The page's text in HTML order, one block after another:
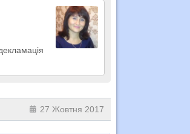
27 Жовтня 2017